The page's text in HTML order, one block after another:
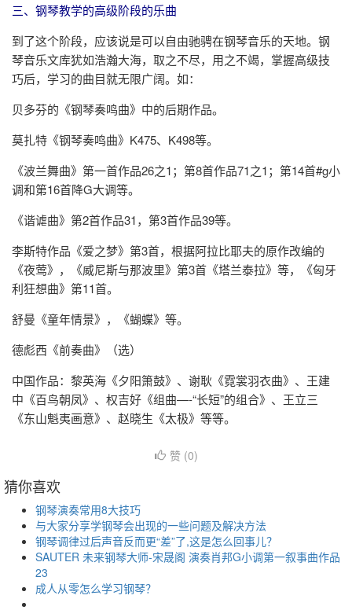
三、钢琴教学的高级阶段的乐曲
到了这个阶段，应该说是可以自由驰骋在钢琴音乐的天地。钢
琴音乐文库犹如浩瀚大海，取之不尽，用之不竭，掌握高级技
巧后，学习的曲目就无限广阔。如：
贝多芬的《钢琴奏鸣曲》中的后期作品。
莫扎特《钢琴奏鸣曲》K475、K498等。
《波兰舞曲》第一首作品26之1；第8首作品71之1；第14首#g小
调和第16首降G大调等。
《谐谑曲》第2首作品31，第3首作品39等。
李斯特作品《爱之梦》第3首，根据阿拉比耶夫的原作改编的
《夜莺》，《威尼斯与那波里》第3首《塔兰泰拉》等，《匈牙
利狂想曲》第11首。
舒曼《童年情景》，《蝴蝶》等。
德彪西《前奏曲》（选）
中国作品：黎英海《夕阳箫鼓》、谢耿《霓裳羽衣曲》、王建
中《百鸟朝凤》、权吉好《组曲—-“长短”的组合》、王立三
《东山魁夷画意》、赵晓生《太极》等等。
赞 (0)
猜你喜欢
钢琴演奏常用8大技巧
与大家分享学钢琴会出现的一些问题及解决方法
钢琴调律过后声音反而更“差”了,这是怎么回事儿？
SAUTER 未来钢琴大师-宋晟阁 演奏肖邦G小调第一叙事曲作品
23
成人从零怎么学习钢琴？